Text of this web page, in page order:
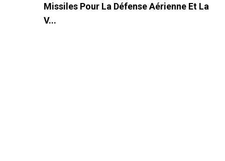
Missiles Pour La Défense Aérienne Et La
V...